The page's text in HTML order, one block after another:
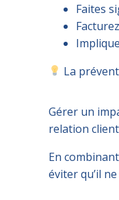
Faites
La
Gérer un
relation
En
éviter qu’il